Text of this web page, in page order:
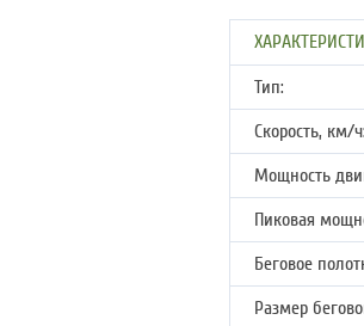
Тип:
Скорость, км/ч:
Мощность
Пиковая
Беговое
Размер